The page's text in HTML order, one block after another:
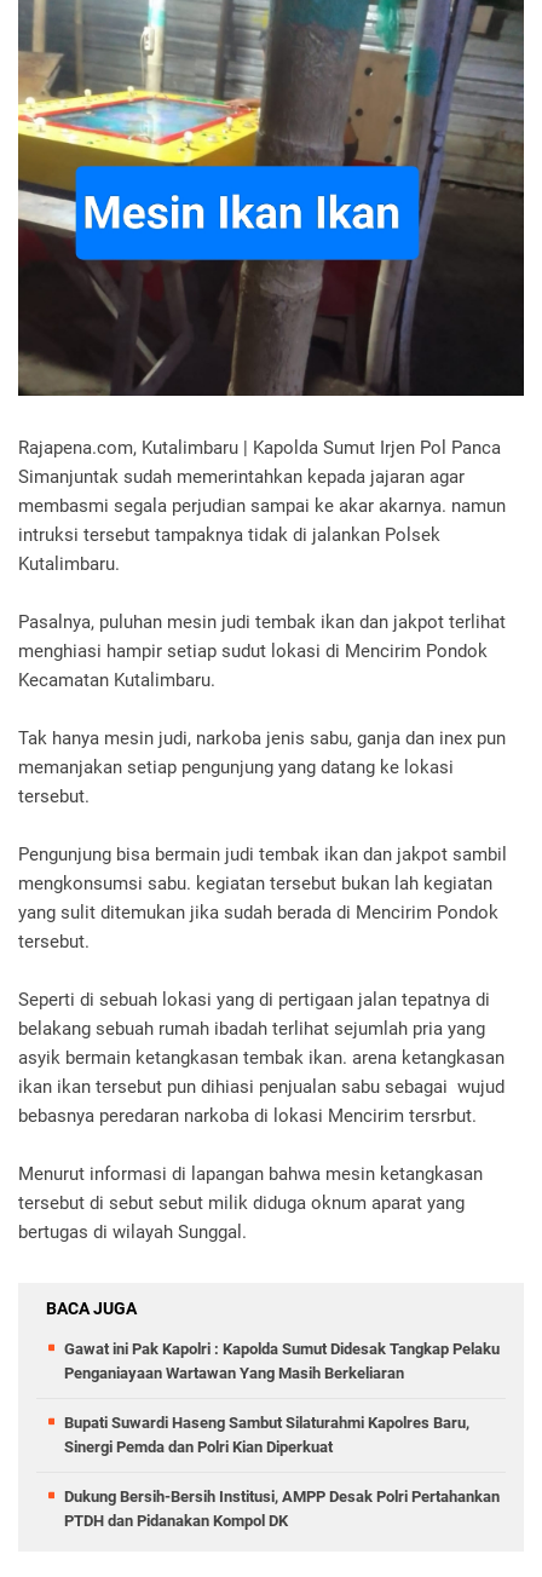
Rajapena.com, Kutalimbaru | Kapolda Sumut Irjen Pol Panca
Simanjuntak sudah memerintahkan kepada jajaran agar
membasmi segala perjudian sampai ke akar akarnya. namun
intruksi tersebut tampaknya tidak di jalankan Polsek
Kutalimbaru.
Pasalnya, puluhan mesin judi tembak ikan dan jakpot terlihat
menghiasi hampir setiap sudut lokasi di Mencirim Pondok
Kecamatan Kutalimbaru.
Tak hanya mesin judi, narkoba jenis sabu, ganja dan inex pun
memanjakan setiap pengunjung yang datang ke lokasi
tersebut.
Pengunjung bisa bermain judi tembak ikan dan jakpot sambil
mengkonsumsi sabu. kegiatan tersebut bukan lah kegiatan
yang sulit ditemukan jika sudah berada di Mencirim Pondok
tersebut.
Seperti di sebuah lokasi yang di pertigaan jalan tepatnya di
belakang sebuah rumah ibadah terlihat sejumlah pria yang
asyik bermain ketangkasan tembak ikan. arena ketangkasan
ikan ikan tersebut pun dihiasi penjualan sabu sebagai wujud
bebasnya peredaran narkoba di lokasi Mencirim tersrbut.
Menurut informasi di lapangan bahwa mesin ketangkasan
tersebut di sebut sebut milik diduga oknum aparat yang
bertugas di wilayah Sunggal.
BACA JUGA
Gawat ini Pak Kapolri : Kapolda Sumut Didesak Tangkap Pelaku
Penganiayaan Wartawan Yang Masih Berkeliaran
Bupati Suwardi Haseng Sambut Silaturahmi Kapolres Baru,
Sinergi Pemda dan Polri Kian Diperkuat
Dukung Bersih-Bersih Institusi, AMPP Desak Polri Pertahankan
PTDH dan Pidanakan Kompol DK